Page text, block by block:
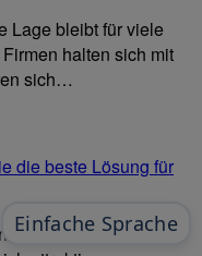
Lage bleibt für viele
halten sich mit
sich…
die beste Lösung für